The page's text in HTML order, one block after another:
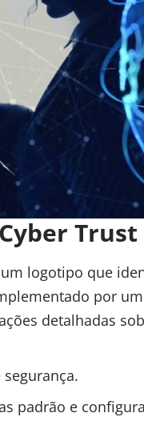
logotipo que
por um
detalhadas
padrão e